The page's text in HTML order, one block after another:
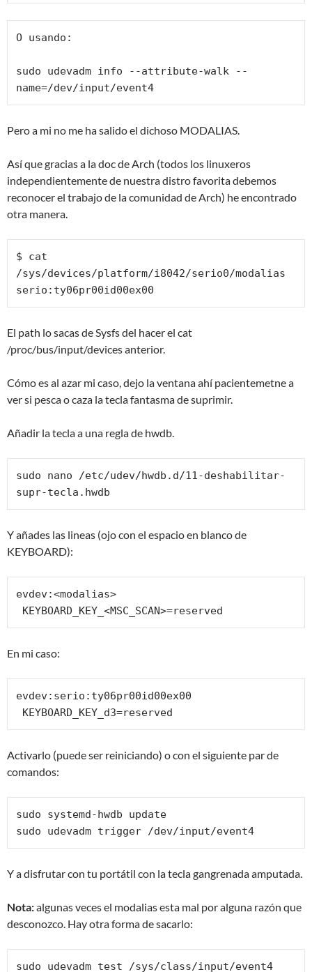
O usando:
sudo udevadm info --attribute-walk --
name=/dev/input/event4
Pero a mi no me ha salido el dichoso MODALIAS.
Así que gracias a la doc de Arch (todos los linuxeros
independientemente de nuestra distro favorita debemos
reconocer el trabajo de la comunidad de Arch) he encontrado
otra manera.
$ cat
/sys/devices/platform/i8042/serio0/modalias
serio:ty06pr00id00ex00
El path lo sacas de Sysfs del hacer el cat
/proc/bus/input/devices anterior.
Cómo es al azar mi caso, dejo la ventana ahí pacientemetne a
ver si pesca o caza la tecla fantasma de suprimir.
Añadir la tecla a una regla de hwdb.
sudo nano /etc/udev/hwdb.d/11-deshabilitar-
supr-tecla.hwdb
Y añades las lineas (ojo con el espacio en blanco de
KEYBOARD):
evdev:<modalias>
KEYBOARD_KEY_<MSC_SCAN>=reserved
En mi caso:
evdev:serio:ty06pr00id00ex00
KEYBOARD_KEY_d3=reserved
Activarlo (puede ser reiniciando) o con el siguiente par de
comandos:
sudo systemd-hwdb update
sudo udevadm trigger /dev/input/event4
Y a disfrutar con tu portátil con la tecla gangrenada amputada.
Nota:algunas veces el modalias esta mal por alguna razón que
desconozco. Hay otra forma de sacarlo:
sudo udevadm test /sys/class/input/event4